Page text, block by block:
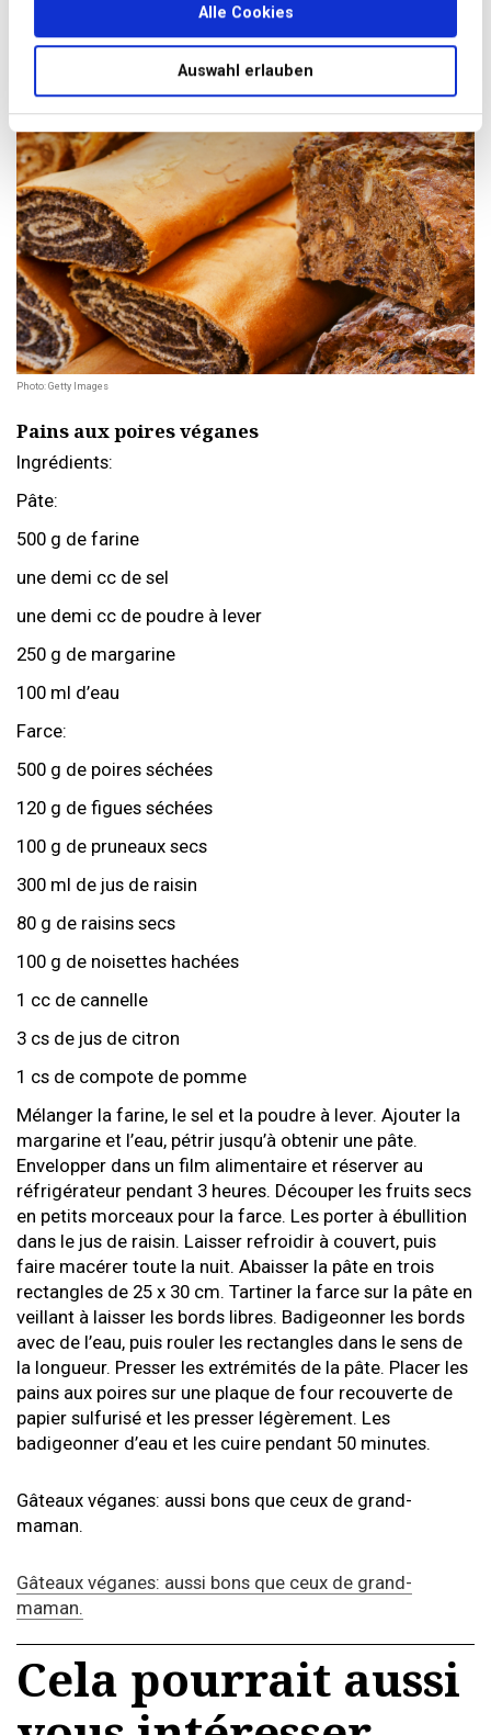
Alle Cookies
Auswahl erlauben
Photo: Getty Images
Pains aux poires véganes
Ingrédients:
Pâte:
500 g de farine
une demi cc de sel
une demi cc de poudre à lever
250 g de margarine
100 ml d’eau
Farce:
500 g de poires séchées
120 g de figues séchées
100 g de pruneaux secs
300 ml de jus de raisin
80 g de raisins secs
100 g de noisettes hachées
1 cc de cannelle
3 cs de jus de citron
1 cs de compote de pomme
Mélanger la farine, le sel et la poudre à lever. Ajouter la
margarine et l’eau, pétrir jusqu’à obtenir une pâte.
Envelopper dans un film alimentaire et réserver au
réfrigérateur pendant 3 heures. Découper les fruits secs
en petits morceaux pour la farce. Les porter à ébullition
dans le jus de raisin. Laisser refroidir à couvert, puis
faire macérer toute la nuit. Abaisser la pâte en trois
rectangles de 25 x 30 cm. Tartiner la farce sur la pâte en
veillant à laisser les bords libres. Badigeonner les bords
avec de l’eau, puis rouler les rectangles dans le sens de
la longueur. Presser les extrémités de la pâte. Placer les
pains aux poires sur une plaque de four recouverte de
papier sulfurisé et les presser légèrement. Les
badigeonner d’eau et les cuire pendant 50 minutes.
Gâteaux véganes: aussi bons que ceux de grand-
maman.
Gâteaux véganes: aussi bons que ceux de grand-
maman.
Cela pourrait aussi